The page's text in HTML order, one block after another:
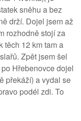
sněhu a bez
drží. Dojel jsem až
rozhodně stojí za
těch 12 km tam a
Zpět jsem šel
Hřebenovce dojel
překáží) a vydal se
podél zdi. To